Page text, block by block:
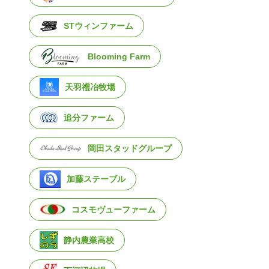
STウィンファーム
Blooming Farm
天羽禮冶牧場
追分ファーム
岡田スタッドグループ
加藤ステーブル
コスモヴューファーム
静内農業高校